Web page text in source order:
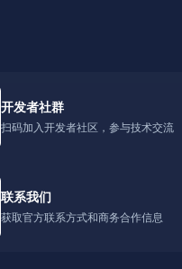
开发者社群
扫码加入开发者社区，参与技术交流
联系我们
获取官方联系方式和商务合作信息